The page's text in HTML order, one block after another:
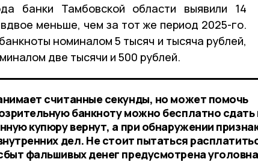
банки Тамбовской области выявили 14
меньше, чем за тот же период 2025-го.
номиналом 5 тысяч и тысяча рублей,
две тысячи и 500 рублей.
считанные секунды, но может помочь
банкноту можно бесплатно сдать
купюру вернут, а при обнаружении
дел. Не стоит пытаться
фальшивых денег предусмотрена